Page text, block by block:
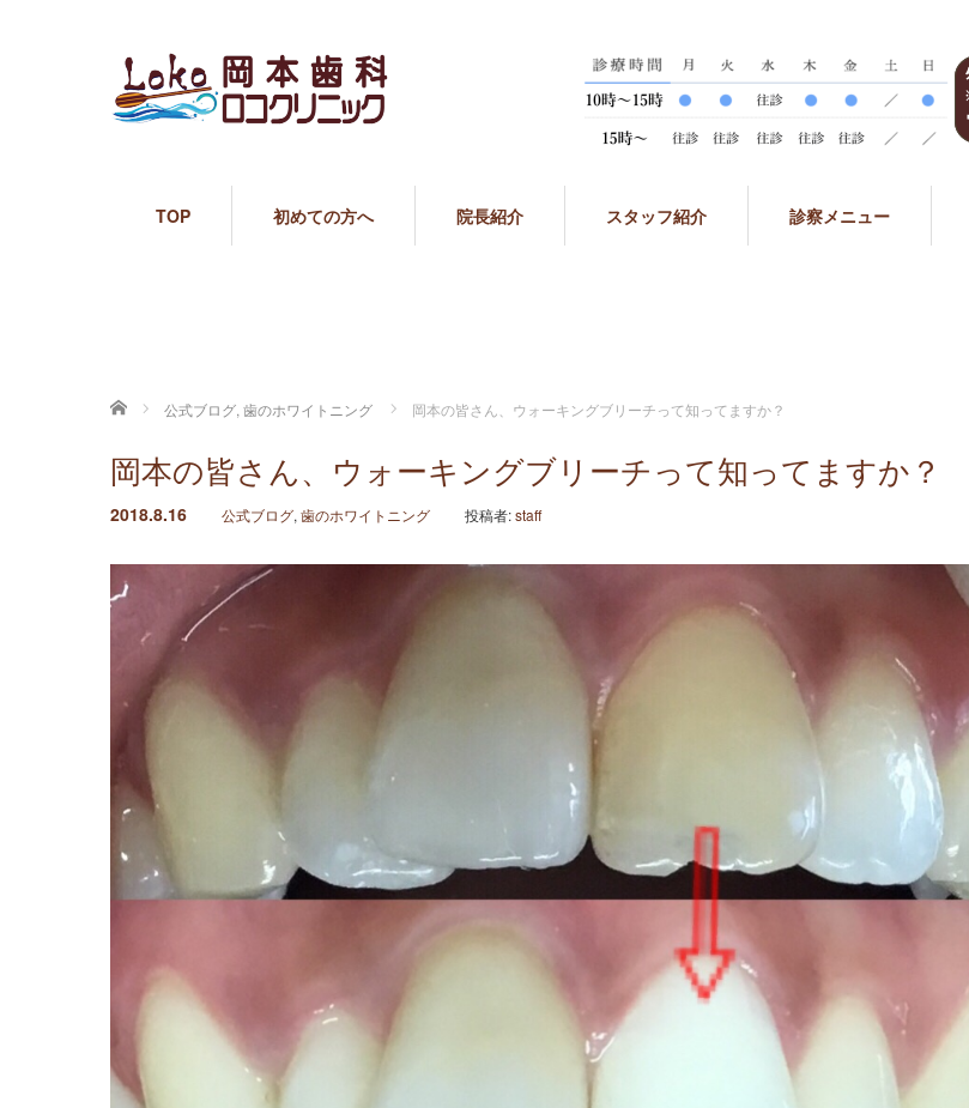
TOP 初めての方へ 院長紹介 スタッフ紹介 診察メニュー
ホーム 公式ブログ, 歯のホワイトニング 岡本の皆さん、ウォーキングブリーチって知ってますか？
岡本の皆さん、ウォーキングブリーチって知ってますか？
2018.8.16 公式ブログ, 歯のホワイトニング 投稿者:staff